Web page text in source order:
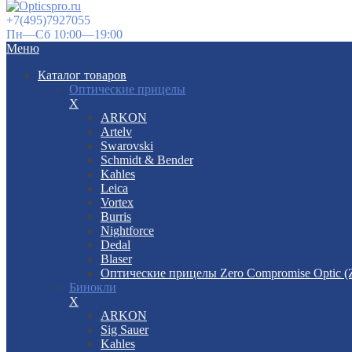
+7(495)7927055
Пн—Сб 10:00—19:00
Меню
Каталог товаров
Оптические прицелы
X
ARKON
Artelv
Swarovski
Schmidt & Bender
Kahles
Leica
Vortex
Burris
Nightforce
Dedal
Blaser
Оптические прицелы Zero Compromise Optic
Бинокли
X
ARKON
Sig Sauer
Kahles